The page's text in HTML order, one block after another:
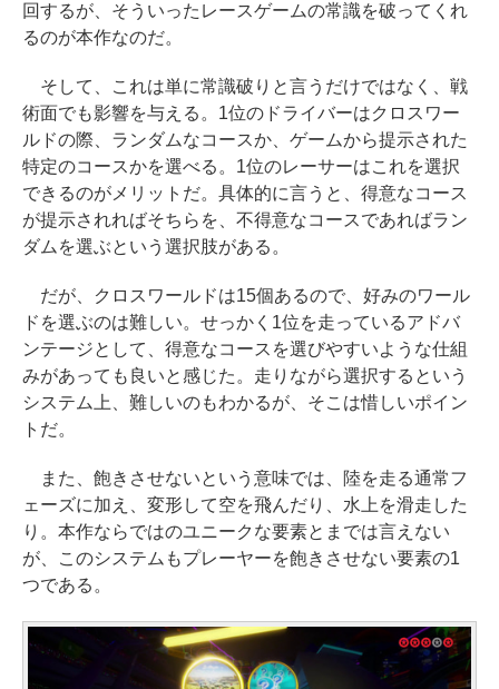
回するが、そういったレースゲームの常識を破ってくれ
るのが本作なのだ。
そして、これは単に常識破りと言うだけではなく、戦
術面でも影響を与える。1位のドライバーはクロスワー
ルドの際、ランダムなコースか、ゲームから提示された
特定のコースかを選べる。1位のレーサーはこれを選択
できるのがメリットだ。具体的に言うと、得意なコース
が提示されればそちらを、不得意なコースであればラン
ダムを選ぶという選択肢がある。
だが、クロスワールドは15個あるので、好みのワール
ドを選ぶのは難しい。せっかく1位を走っているアドバ
ンテージとして、得意なコースを選びやすいような仕組
みがあっても良いと感じた。走りながら選択するという
システム上、難しいのもわかるが、そこは惜しいポイン
トだ。
また、飽きさせないという意味では、陸を走る通常フ
ェーズに加え、変形して空を飛んだり、水上を滑走した
り。本作ならではのユニークな要素とまでは言えない
が、このシステムもプレーヤーを飽きさせない要素の1
つである。